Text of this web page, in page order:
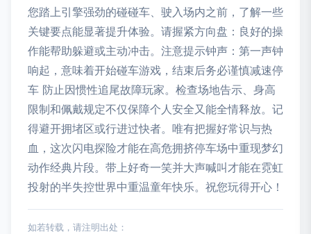
您踏上引擎强劲的碰碰车、驶入场内之前，了解一些
关键要点能显著提升体验。请握紧方向盘：良好的操
作能帮助躲避或主动冲击。注意提示钟声：第一声钟
响起，意味着开始碰车游戏，结束后务必谨慎减速停
车 防止因惯性追尾故障玩家。检查场地告示、身高
限制和佩戴规定不仅保障个人安全又能全情释放。记
得避开拥堵区或行进过快者。唯有把握好常识与热
血，这次闪电探险才能在高危拥挤停车场中重现梦幻
动作经典片段。带上好奇一笑并大声喊叫才能在霓虹
投射的半失控世界中重温童年快乐。祝您玩得开心！
如若转载，请注明出处：